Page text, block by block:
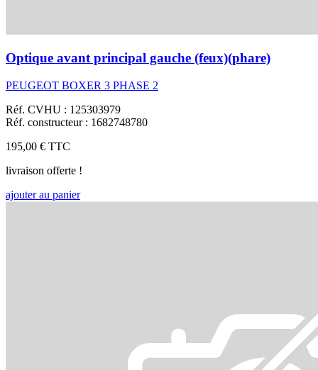
Optique avant principal gauche (feux)(phare)
PEUGEOT BOXER 3 PHASE 2
Réf. CVHU : 125303979
Réf. constructeur : 1682748780
195,00 € TTC
livraison offerte !
ajouter au panier